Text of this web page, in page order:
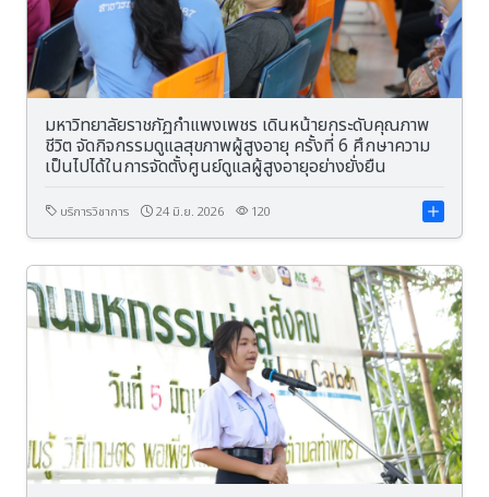
มหาวิทยาลัยราชภัฏกำแพงเพชร เดินหน้ายกระดับคุณภาพ
ชีวิต จัดกิจกรรมดูแลสุขภาพผู้สูงอายุ ครั้งที่ 6 ศึกษาความ
เป็นไปได้ในการจัดตั้งศูนย์ดูแลผู้สูงอายุอย่างยั่งยืน
บริการวิชาการ 24 มิ.ย. 2026 120